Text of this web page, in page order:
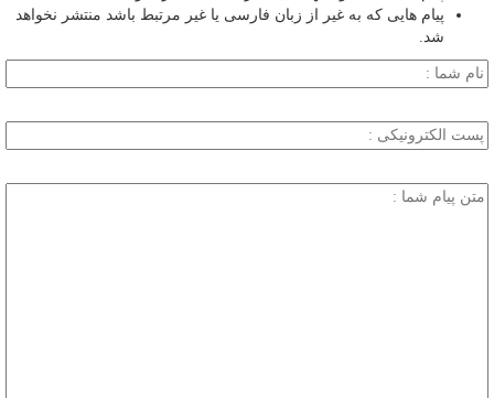
پیام هایی که به غیر از زبان فارسی یا غیر مرتبط باشد منتشر نخواهد
شد.